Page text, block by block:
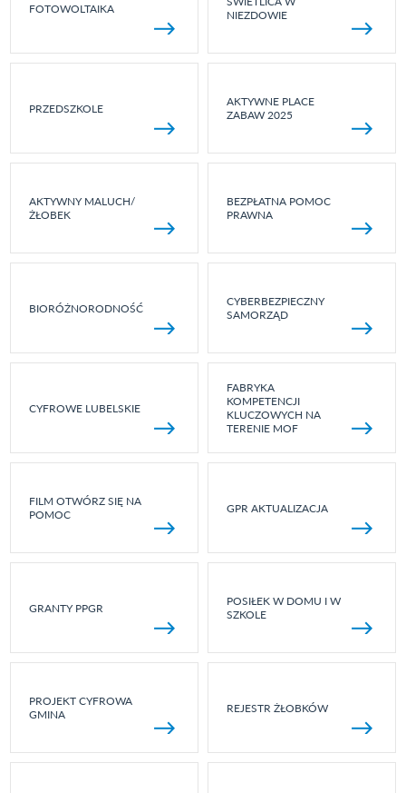
FOTOWOLTAIKA
NIEZDOWIE
PRZEDSZKOLE
AKTYWNE PLACE
ZABAW 2025
AKTYWNY MALUCH/
ŻŁOBEK
BEZPŁATNA POMOC
PRAWNA
BIORÓŻNORODNOŚĆ
CYBERBEZPIECZNY
SAMORZĄD
CYFROWE LUBELSKIE
FABRYKA
KOMPETENCJI
KLUCZOWYCH NA
TERENIE MOF
FILM OTWÓRZ SIĘ NA
POMOC
GPR AKTUALIZACJA
GRANTY PPGR
POSIŁEK W DOMU I W
SZKOLE
PROJEKT CYFROWA
GMINA
REJESTR ŻŁOBKÓW